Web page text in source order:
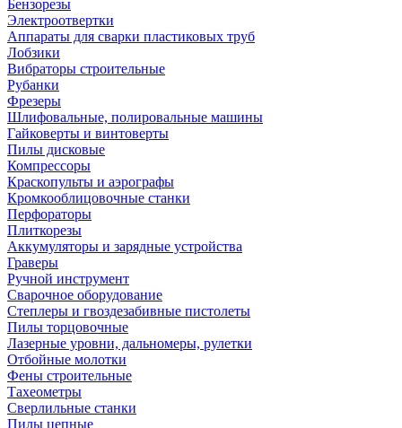
Бензорезы
Электроотвертки
Аппараты для сварки пластиковых труб
Лобзики
Вибраторы строительные
Рубанки
Фрезеры
Шлифовальные, полировальные машины
Гайковерты и винтоверты
Пилы дисковые
Компрессоры
Краскопульты и аэрографы
Кромкооблицовочные станки
Перфораторы
Плиткорезы
Аккумуляторы и зарядные устройства
Граверы
Ручной инструмент
Сварочное оборудование
Степлеры и гвоздезабивные пистолеты
Пилы торцовочные
Лазерные уровни, дальномеры, рулетки
Отбойные молотки
Фены строительные
Тахеометры
Сверлильные станки
Пилы цепные